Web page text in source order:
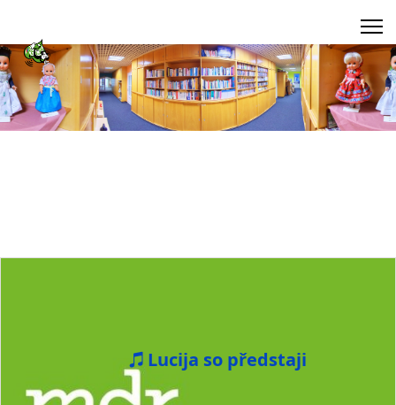
Lucija so předstaji